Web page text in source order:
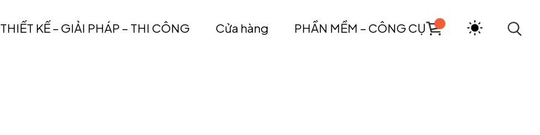
THIẾT KẾ – GIẢI PHÁP – THI CÔNG Cửa hàng PHẦN MỀM – CÔNG CỤ